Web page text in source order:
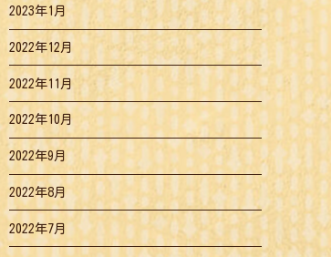
2023年1月
2022年12月
2022年11月
2022年10月
2022年9月
2022年8月
2022年7月